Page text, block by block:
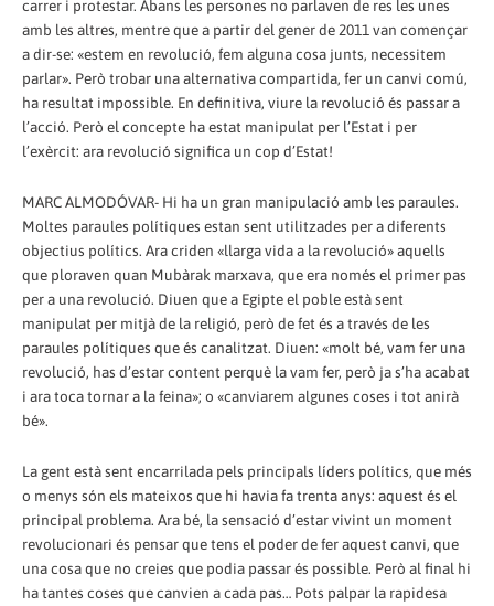
carrer i protestar. Abans les persones no parlaven de res les unes
amb les altres, mentre que a partir del gener de 2011 van començar
a dir-se: «estem en revolució, fem alguna cosa junts, necessitem
parlar». Però trobar una alternativa compartida, fer un canvi comú,
ha resultat impossible. En definitiva, viure la revolució és passar a
l’acció. Però el concepte ha estat manipulat per l’Estat i per
l’exèrcit: ara revolució significa un cop d’Estat!
MARC ALMODÓVAR- Hi ha un gran manipulació amb les paraules.
Moltes paraules polítiques estan sent utilitzades per a diferents
objectius polítics. Ara criden «llarga vida a la revolució» aquells
que ploraven quan Mubàrak marxava, que era només el primer pas
per a una revolució. Diuen que a Egipte el poble està sent
manipulat per mitjà de la religió, però de fet és a través de les
paraules polítiques que és canalitzat. Diuen: «molt bé, vam fer una
revolució, has d’estar content perquè la vam fer, però ja s’ha acabat
i ara toca tornar a la feina»; o «canviarem algunes coses i tot anirà
bé».
La gent està sent encarrilada pels principals líders polítics, que més
o menys són els mateixos que hi havia fa trenta anys: aquest és el
principal problema. Ara bé, la sensació d’estar vivint un moment
revolucionari és pensar que tens el poder de fer aquest canvi, que
una cosa que no creies que podia passar és possible. Però al final hi
ha tantes coses que canvien a cada pas… Pots palpar la rapidesa